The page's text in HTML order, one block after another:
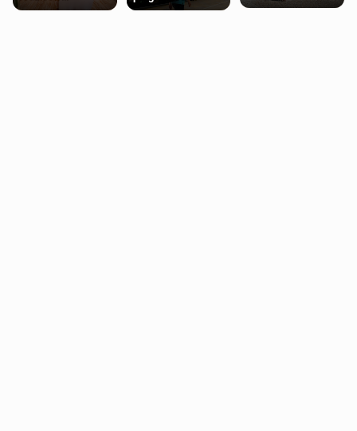
pobierających Child
procentowych
miasteczko blisko